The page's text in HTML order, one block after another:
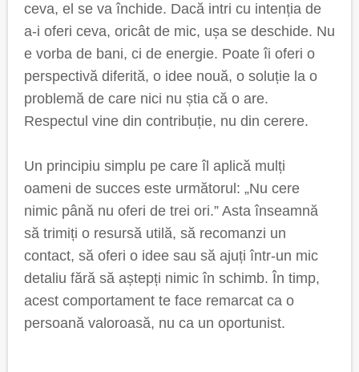
ceva, el se va închide. Dacă intri cu intenția de
a-i oferi ceva, oricât de mic, ușa se deschide. Nu
e vorba de bani, ci de energie. Poate îi oferi o
perspectivă diferită, o idee nouă, o soluție la o
problemă de care nici nu știa că o are.
Respectul vine din contribuție, nu din cerere.
Un principiu simplu pe care îl aplică mulți
oameni de succes este următorul: „Nu cere
nimic până nu oferi de trei ori.” Asta înseamnă
să trimiți o resursă utilă, să recomanzi un
contact, să oferi o idee sau să ajuți într-un mic
detaliu fără să aștepți nimic în schimb. În timp,
acest comportament te face remarcat ca o
persoană valoroasă, nu ca un oportunist.